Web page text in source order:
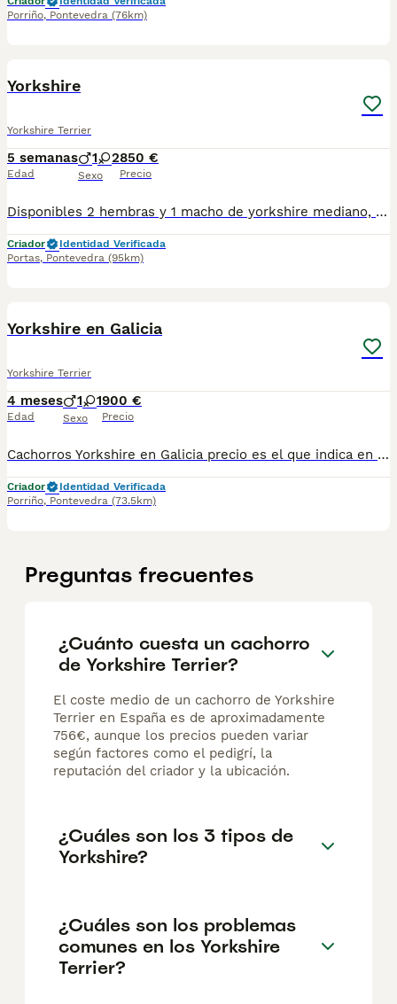
Porriño, Pontevedra (76km)
Yorkshire
Yorkshire Terrier
5 semanas
Edad
1 2
Sexo
850 €
Precio
Disponibles 2 hembras y 1 macho de yorkshire mediano, padre 1,500kg madre 2,500kg se entregan con sus vacunas correspondientes a su edad, aun no estan listos para la entrega hsta mediados de agosto.
Criador
Identidad Verificada
Portas, Pontevedra (95km)
Yorkshire en Galicia
Yorkshire Terrier
4 meses
Edad
1 1
Sexo
900 €
Precio
Cachorros Yorkshire en Galicia precio es el que indica en el anuncio macho 900€ hembra 1.000€ Información al 687482079 entregamos a cualquier provincia.
Criador
Identidad Verificada
Porriño, Pontevedra (73.5km)
Preguntas frecuentes
¿Cuánto cuesta un cachorro
de Yorkshire Terrier?
El coste medio de un cachorro de Yorkshire
Terrier en España es de aproximadamente
756€, aunque los precios pueden variar
según factores como el pedigrí, la
reputación del criador y la ubicación.
¿Cuáles son los 3 tipos de
Yorkshire?
¿Cuáles son los problemas
comunes en los Yorkshire
Terrier?